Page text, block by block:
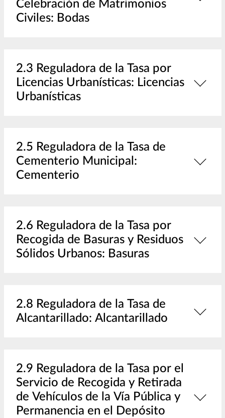
Celebración de Matrimonios
Civiles: Bodas
2.3 Reguladora de la Tasa por
Licencias Urbanísticas: Licencias
Urbanísticas
2.5 Reguladora de la Tasa de
Cementerio Municipal:
Cementerio
2.6 Reguladora de la Tasa por
Recogida de Basuras y Residuos
Sólidos Urbanos: Basuras
2.8 Reguladora de la Tasa de
Alcantarillado: Alcantarillado
2.9 Reguladora de la Tasa por el
Servicio de Recogida y Retirada
de Vehículos de la Vía Pública y
Permanencia en el Depósito